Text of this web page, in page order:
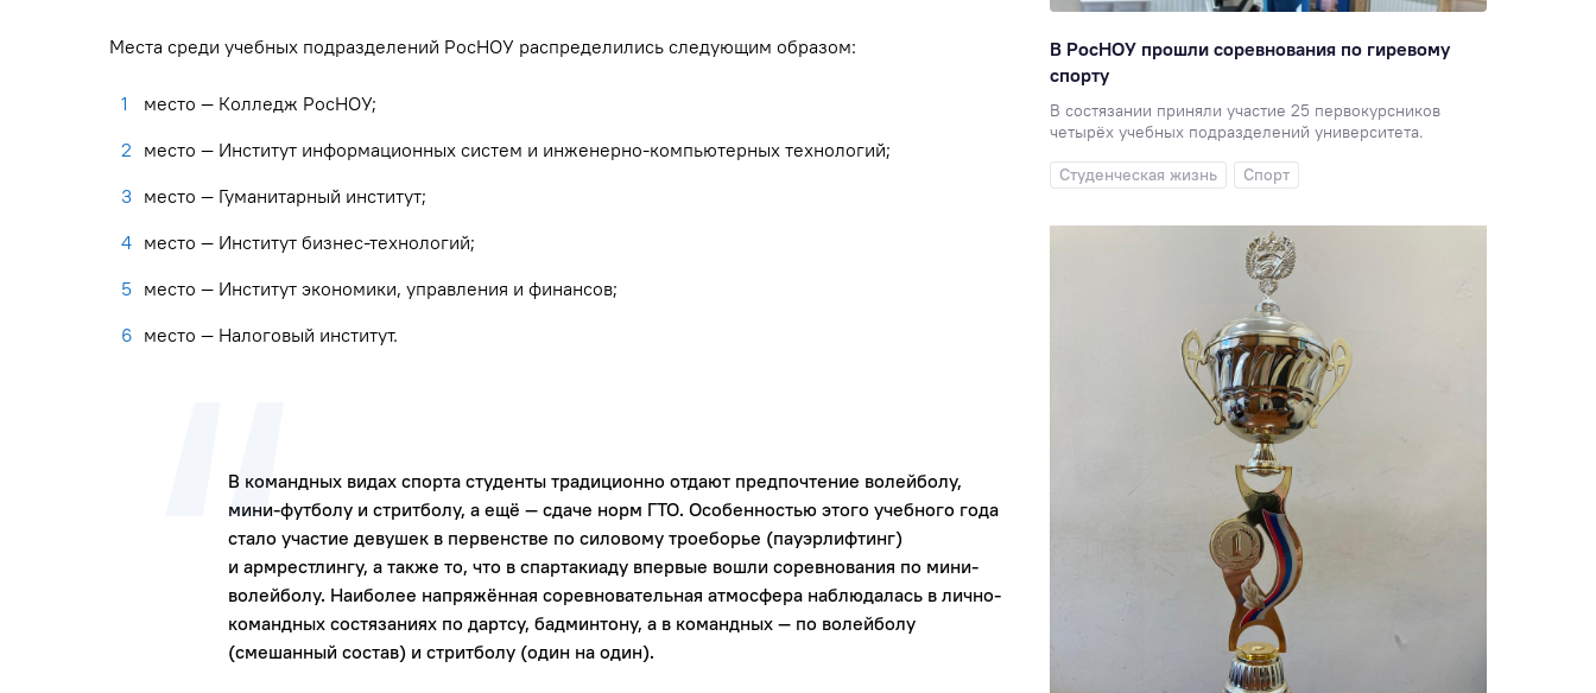
Места среди учебных подразделений РосНОУ распределились следующим образом:
место — Колледж РосНОУ;
место — Институт информационных систем и инженерно-компьютерных технологий;
место — Гуманитарный институт;
место — Институт бизнес-технологий;
место — Институт экономики, управления и финансов;
место — Налоговый институт.
В командных видах спорта студенты традиционно отдают предпочтение волейболу,
мини-футболу и стритболу, а ещё — сдаче норм ГТО. Особенностью этого учебного года
стало участие девушек в первенстве по силовому троеборье (пауэрлифтинг)
и армрестлингу, а также то, что в спартакиаду впервые вошли соревнования по мини-
волейболу. Наиболее напряжённая соревновательная атмосфера наблюдалась в лично-
командных состязаниях по дартсу, бадминтону, а в командных — по волейболу
(смешанный состав) и стритболу (один на один).
В РосНОУ прошли соревнования по гиревому
спорту
В состязании приняли участие 25 первокурсников
четырёх учебных подразделений университета.
Студенческая жизнь
Спорт